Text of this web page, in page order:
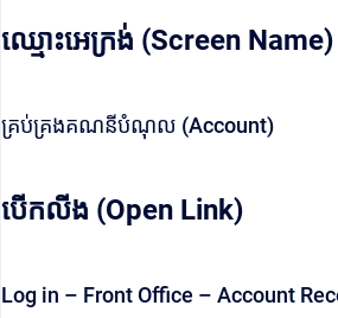
ឈ្មោះអេក្រង់ (Screen Name)
គ្រប់គ្រងគណនីបំណុល (Account)
បើកលីង (Open Link)
Log in – Front Office – Account